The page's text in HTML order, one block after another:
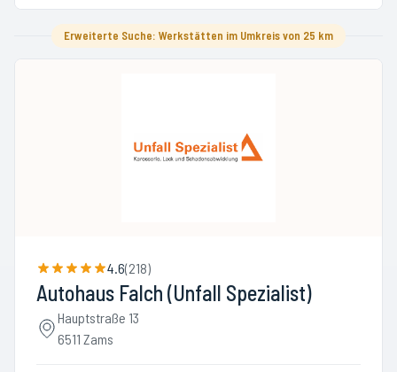
Erweiterte Suche: Werkstätten im Umkreis von 25 km
4.6(218)
Autohaus Falch (Unfall Spezialist)
Hauptstraße 13
6511 Zams